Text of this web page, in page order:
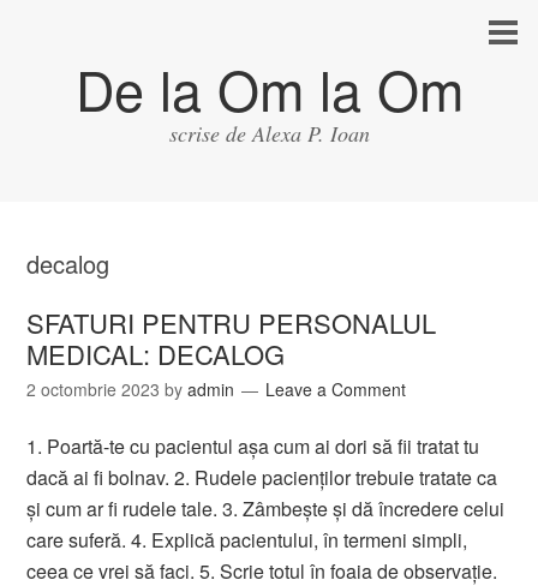
De la Om la Om
scrise de Alexa P. Ioan
decalog
SFATURI PENTRU PERSONALUL
MEDICAL: DECALOG
2 octombrie 2023 byadmin Leave a Comment
1. Poartă-te cu pacientul aşa cum ai dori să fii tratat tu
dacă ai fi bolnav. 2. Rudele pacienţilor trebuie tratate ca
şi cum ar fi rudele tale. 3. Zâmbeşte şi dă încredere celui
care suferă. 4. Explică pacientului, în termeni simpli,
ceea ce vrei să faci. 5. Scrie totul în foaia de observaţie.